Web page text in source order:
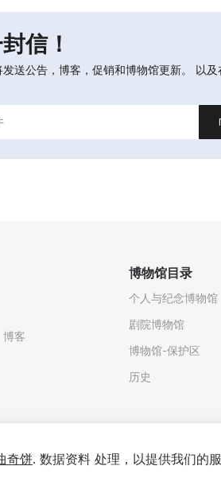
信！
送公告，博客，促销和博物馆更新。 以
博客
博物馆目录
个人与纪念博物馆
剧院博物馆
博物馆-保护区
历史
奇饼. 数据资料 处理，以提供我们的